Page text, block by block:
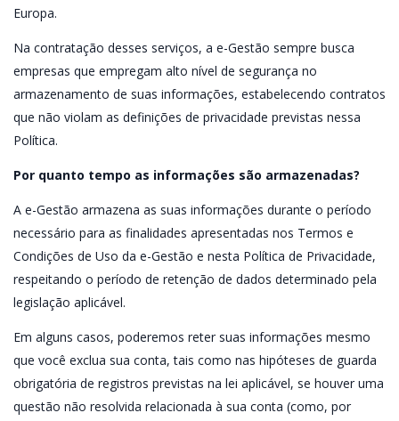
Europa.
Na contratação desses serviços, a e-Gestão sempre busca
empresas que empregam alto nível de segurança no
armazenamento de suas informações, estabelecendo contratos
que não violam as definições de privacidade previstas nessa
Política.
Por quanto tempo as informações são armazenadas?
A e-Gestão armazena as suas informações durante o período
necessário para as finalidades apresentadas nos Termos e
Condições de Uso da e-Gestão e nesta Política de Privacidade,
respeitando o período de retenção de dados determinado pela
legislação aplicável.
Em alguns casos, poderemos reter suas informações mesmo
que você exclua sua conta, tais como nas hipóteses de guarda
obrigatória de registros previstas na lei aplicável, se houver uma
questão não resolvida relacionada à sua conta (como, por